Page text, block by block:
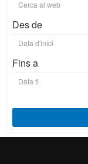
Des de
Fins a